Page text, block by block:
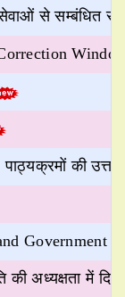
से सम्बंधित
पाठ्यक्रमों
Government
अध्यक्षता में